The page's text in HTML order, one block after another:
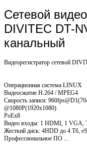
Сетевой
DIVITEC DT-
канальный
Видеорегистратор сетевой
Операционная система LINUX
Видеосжатие H.264 / MPEG4
Скорость записи:
@1080P(1920х1080)
PoEx8
Видео входы: 1 HDMI, 1 VGA,
Жесткий диск: 4HDD до 4 Тб,
Профессиональное ПО ...